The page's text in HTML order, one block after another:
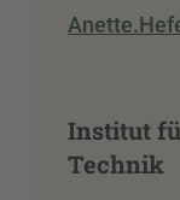
Institut
Technik